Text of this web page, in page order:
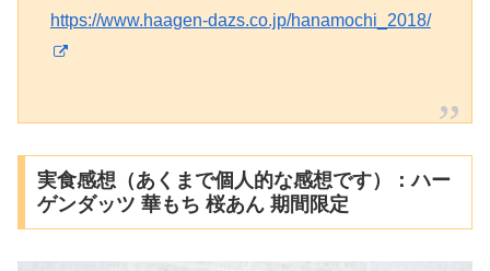
https://www.haagen-dazs.co.jp/hanamochi_2018/
実食感想（あくまで個人的な感想です）：ハー
ゲンダッツ 華もち 桜あん 期間限定